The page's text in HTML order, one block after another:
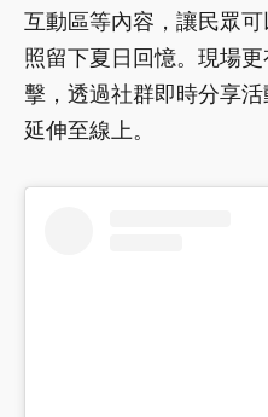
互動區等內容，讓民眾
照留下夏日回憶。現場
擊，透過社群即時分享
延伸至線上。